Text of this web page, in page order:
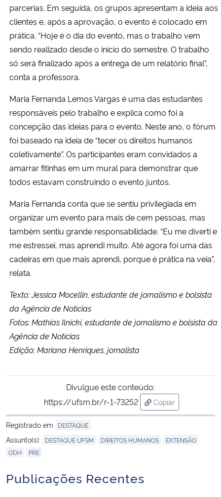
parcerias. Em seguida, os grupos apresentam a ideia aos
clientes e, após a aprovação, o evento é colocado em
prática. “Hoje é o dia do evento, mas o trabalho vem
sendo realizado desde o início do semestre. O trabalho
só será finalizado após a entrega de um relatório final”,
conta a professora.
Maria Fernanda Lemos Vargas é uma das estudantes
responsáveis pelo trabalho e explica como foi a
concepção das ideias para o evento. Neste ano, o fórum
foi baseado na ideia de “tecer os direitos humanos
coletivamente”. Os participantes eram convidados a
amarrar fitinhas em um mural para demonstrar que
todos estavam construindo o evento juntos.
Maria Fernanda conta que se sentiu privilegiada em
organizar um evento para mais de cem pessoas, mas
também sentiu grande responsabilidade. “Eu me diverti e
me estressei, mas aprendi muito. Até agora foi uma das
cadeiras em que mais aprendi, porque é prática na veia”,
relata.
Texto: Jessica Mocellin, estudante de jornalismo e bolsista
da Agência de Notícias
Fotos: Mathias Ilnicki, estudante de jornalismo e bolsista da
Agência de Notícias
Edição: Mariana Henriques, jornalista
Divulgue este conteúdo:
https://ufsm.br/r-1-73252
Copiar
para área de
Registrado em
DESTAQUE
Assunto(s): DESTAQUE UFSM DIREITOS HUMANOS EXTENSÃO
ODH PRE
Publicações Recentes